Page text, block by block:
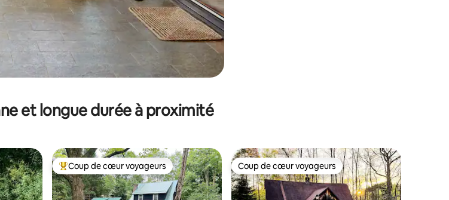
et longue durée à proximité
appréciés Coups de cœur voyageurs les plus appréciés
Coup de cœur voyageurs Coup de cœur voyageurs
Coup de cœur voyageurs